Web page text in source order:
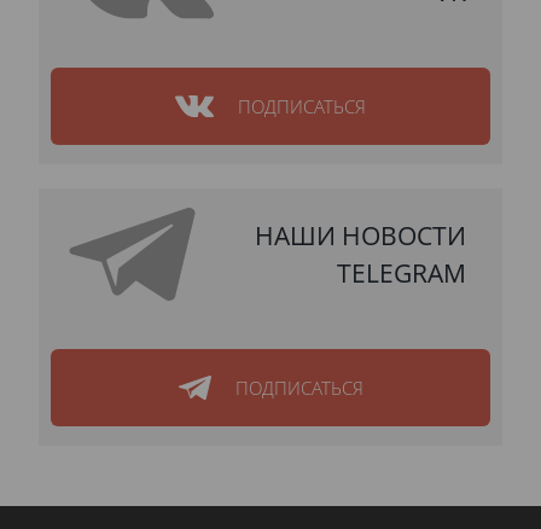
ПОДПИСАТЬСЯ
НАШИ НОВОСТИ
TELEGRAM
ПОДПИСАТЬСЯ